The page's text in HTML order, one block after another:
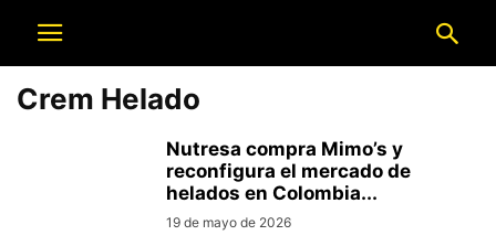
Crem Helado
Nutresa compra Mimo’s y
reconfigura el mercado de
helados en Colombia...
19 de mayo de 2026